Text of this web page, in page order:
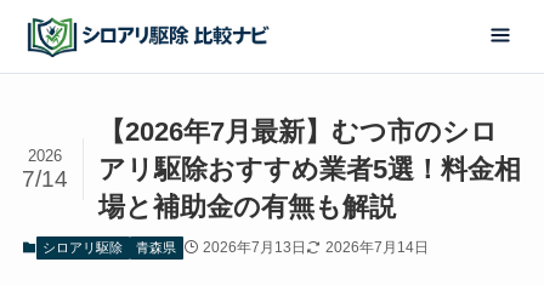
【2026年7月最新】むつ市のシロ
アリ駆除おすすめ業者5選！料金相
場と補助金の有無も解説
2026
7/14
シロアリ駆除 青森県 2026年7月13日 2026年7月14日